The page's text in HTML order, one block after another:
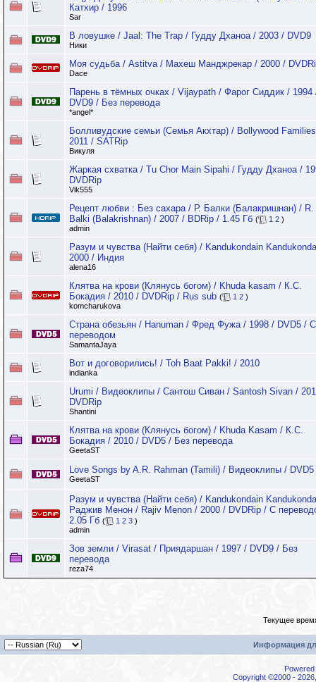
Катхир / 1996
Sar
В ловушке / Jaal: The Trap / Гудду Дханоа / 2003 / DVD9
Ники
Моя судьба / Astitva / Махеш Манджрекар / 2000 /
Dace
Парень в тёмных очках / Vijaypath / Фарог Сиддик / 1994
DVD9 / Без перевода
*angel*
Болливудские семьи (Семья Акхтар) / Bollywood
2011 / SATRip
Викуля
Жаркая схватка / Tu Chor Main Sipahi / Гудду Дханоа /
DVDRip
Vik555
Рецепт любви : Без сахара / Р. Балки (Балакришнан) / R.
Balki (Balakrishnan) / 2007 / BDRip / 1.45 Гб ( 1 2 )
admin
Разум и чувства (Найти себя) / Kandukondain
2000 / Индия
alena16
Клятва на крови (Клянусь богом) / Khuda kasam / К.С.
Бокадия / 2010 / DVDRip / Rus sub ( 1 2 )
komcharukova
Страна обезьян / Hanuman / Фред Фужа / 1998 / DVD5 / С
переводом
SamantaJaya
Вот и договорились! / Toh Baat Pakki! / 2010
indianka
Urumi / Видеоклипы / Сантош Сиван / Santosh Sivan /
DVDRip
Shantini
Клятва на крови (Клянусь богом) / Khuda Kasam / К.С.
Бокадия / 2010 / DVD5 / Без перевода
GeetaST
Love Songs by A.R. Rahman (Tamili) / Видеоклипы / DVD5
GeetaST
Разум и чувства (Найти себя) / Kandukondain
Раджив Менон / Rajiv Menon / 2000 / DVDRip / C
2.05 Гб ( 1 2 3 )
admin
Зов земли / Virasat / Приядаршан / 1997 / DVD9 / Без
перевода
reza74
Текущее
Информация
Copyright ©2000 -